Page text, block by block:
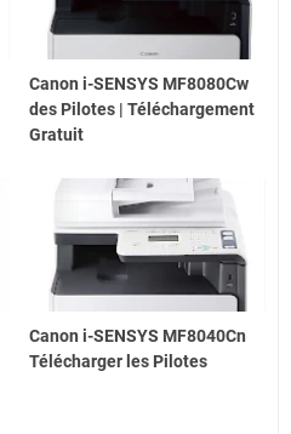
Canon i-SENSYS MF8080Cw
des Pilotes | Téléchargement
Gratuit
Canon i-SENSYS MF8040Cn
Télécharger les Pilotes